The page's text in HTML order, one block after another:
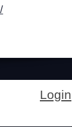
Login